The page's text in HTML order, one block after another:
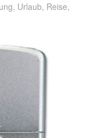
Urlaub, Reise,